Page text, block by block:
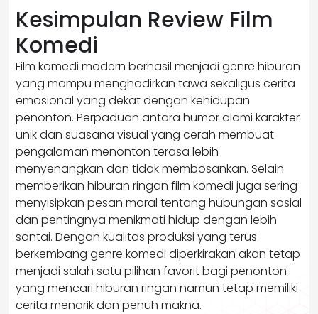
Kesimpulan Review Film
Komedi
Film komedi modern berhasil menjadi genre hiburan
yang mampu menghadirkan tawa sekaligus cerita
emosional yang dekat dengan kehidupan
penonton. Perpaduan antara humor alami karakter
unik dan suasana visual yang cerah membuat
pengalaman menonton terasa lebih
menyenangkan dan tidak membosankan. Selain
memberikan hiburan ringan film komedi juga sering
menyisipkan pesan moral tentang hubungan sosial
dan pentingnya menikmati hidup dengan lebih
santai. Dengan kualitas produksi yang terus
berkembang genre komedi diperkirakan akan tetap
menjadi salah satu pilihan favorit bagi penonton
yang mencari hiburan ringan namun tetap memiliki
cerita menarik dan penuh makna.